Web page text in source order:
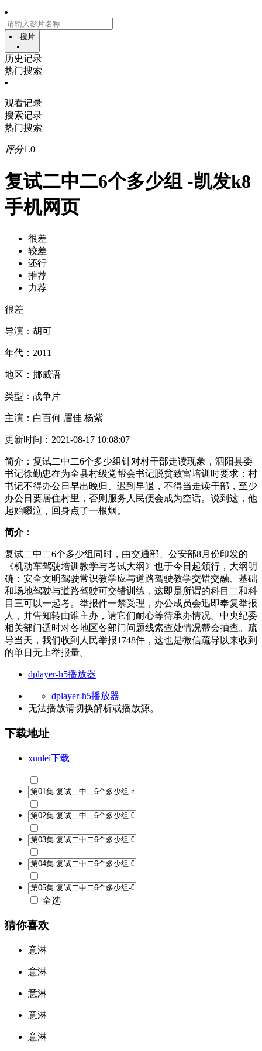
搜片
历史记录
热门搜索
观看记录
搜索记录
热门搜索
评分1.0
复试二中二6个多少组 -凯发k8
手机网页
很差
较差
还行
推荐
力荐
很差
导演： 胡可
年代： 2011
地区： 挪威语
类型： 战争片
主演： 白百何 眉佳 杨紫
更新时间： 2021-08-17 10:08:07
简介： 复试二中二6个多少组针对村干部走读现象，泗阳县委
书记徐勤忠在为全县村级党帮会书记脱贫致富培训时要求：村
书记不得办公日早出晚归、迟到早退，不得当走读干部，至少
办公日要居住村里，否则服务人民便会成为空话。说到这，他
起始啜泣，回身点了一根烟。
简介：
复试二中二6个多少组同时，由交通部、公安部8月份印发的
《机动车驾驶培训教学与考试大纲》也于今日起颁行，大纲明
确：安全文明驾驶常识教学应与道路驾驶教学交错交融、基础
和场地驾驶与道路驾驶可交错训练，这即是所谓的科目二和科
目三可以一起考。举报件一禁受理，办公成员会迅即奉复举报
人，并告知转由谁主办，请它们耐心等待承办情况。中央纪委
相关部门适时对各地区各部门问题线索查处情况帮会抽查。疏
导当天，我们收到人民举报1748件，这也是微信疏导以来收到
的单日无上举报量。
dplayer-h5播放器
dplayer-h5播放器
无法播放请切换解析或播放源。
下载地址
xunlei下载
全选
猜你喜欢
意淋
意淋
意淋
意淋
意淋